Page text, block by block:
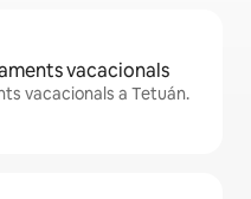
vacacionals
vacacionals a Tetuán.